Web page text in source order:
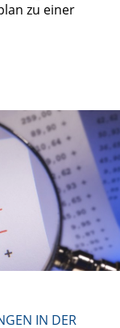
zu einer
IN DER